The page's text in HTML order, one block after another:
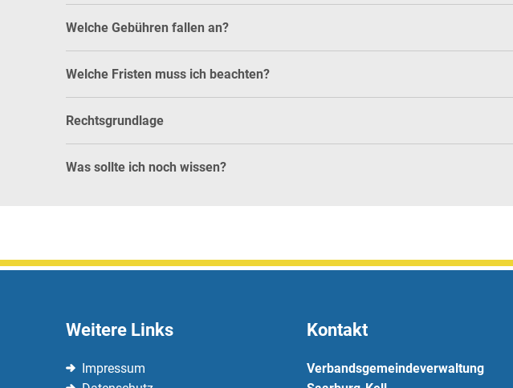
Welche Gebühren fallen an?
Welche Fristen muss ich beachten?
Rechtsgrundlage
Was sollte ich noch wissen?
Weitere Links
Impressum
Kontakt
Verbandsgemeindeverwaltung